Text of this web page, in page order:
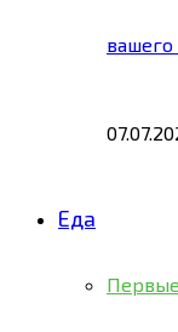
вашего
Еда